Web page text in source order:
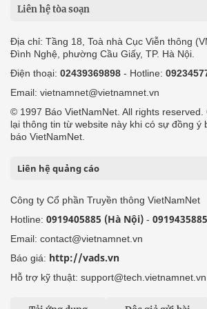
Liên hệ tòa soạn
Địa chỉ: Tầng 18, Toà nhà Cục Viễn thông
Đình Nghệ, phường Cầu Giấy, TP. Hà Nội.
Điện thoại: 02439369898 - Hotline:
Email: vietnamnet@vietnamnet.vn
© 1997 Báo VietNamNet. All rights
lại thông tin từ website này khi có sự đồng ý
báo VietNamNet.
Liên hệ quảng cáo
Công ty Cổ phần Truyền thông VietNamNet
Hotline: 0919405885 (Hà Nội) -
Email: contact@vietnamnet.vn
Báo giá: http://vads.vn
Hỗ trợ kỹ thuật: support@tech.vietnamnet.vn